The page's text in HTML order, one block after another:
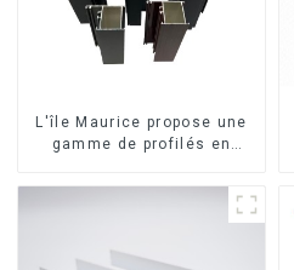
L'île Maurice propose une
gamme de profilés en
fenêtres et portes.